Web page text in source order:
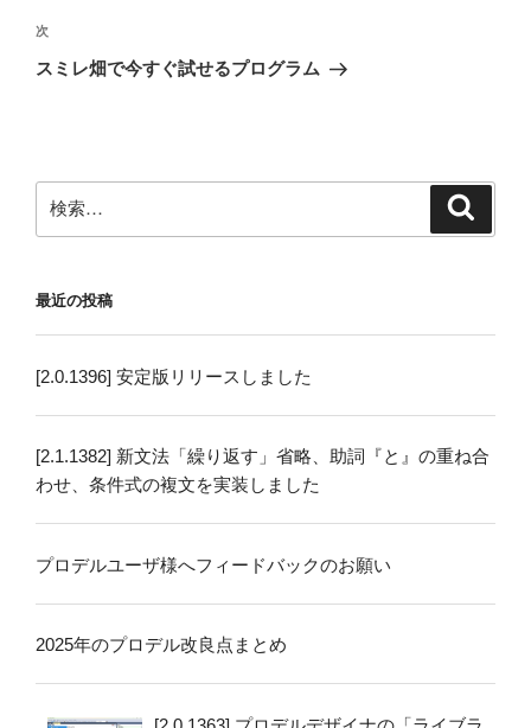
ゲ
ー
次
の
次
スミレ畑で今すぐ試せるプログラム
索:
最近の投稿
[2.0.1396] 安定版リリースしました
[2.1.1382] 新文法「繰り返す」省略、助詞『と』の重ね合
わせ、条件式の複文を実装しました
プロデルユーザ様へフィードバックのお願い
2025年のプロデル改良点まとめ